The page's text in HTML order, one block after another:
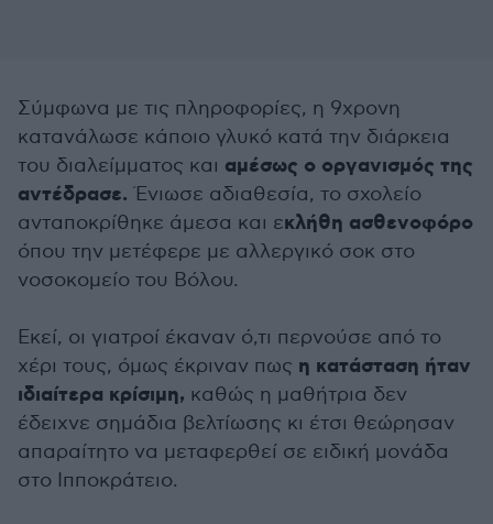
Σύμφωνα με τις πληροφορίες, η 9χρονη
κατανάλωσε κάποιο γλυκό κατά την διάρκεια
του διαλείμματος και αμέσως ο οργανισμός της
αντέδρασε. Ένιωσε αδιαθεσία, το σχολείο
ανταποκρίθηκε άμεσα και εκλήθη ασθενοφόρο
όπου την μετέφερε με αλλεργικό σοκ στο
νοσοκομείο του Βόλου.
Εκεί, οι γιατροί έκαναν ό,τι περνούσε από το
χέρι τους, όμως έκριναν πως η κατάσταση ήταν
ιδιαίτερα κρίσιμη, καθώς η μαθήτρια δεν
έδειχνε σημάδια βελτίωσης κι έτσι θεώρησαν
απαραίτητο να μεταφερθεί σε ειδική μονάδα
στο Ιπποκράτειο.